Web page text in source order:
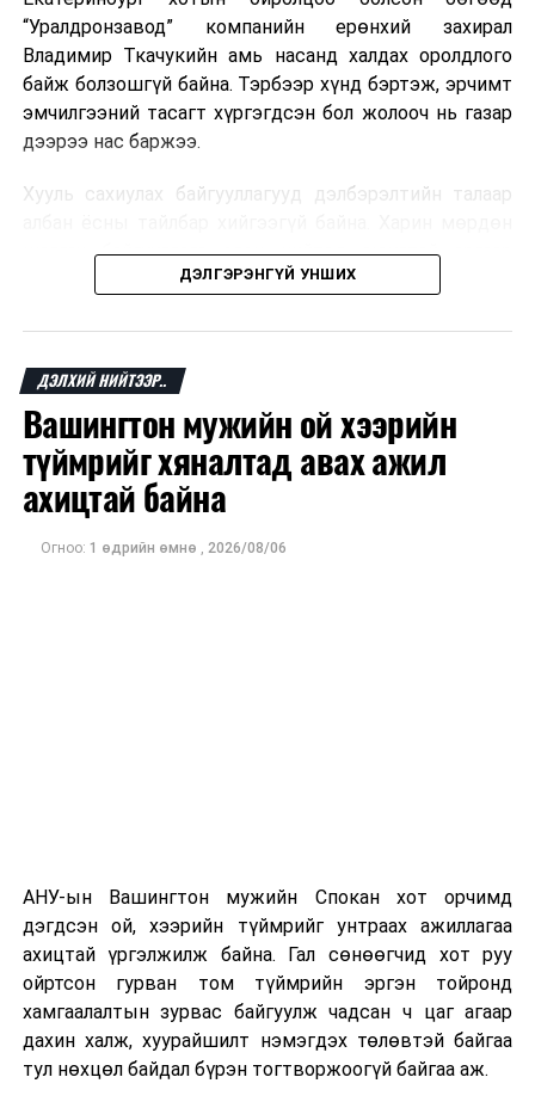
“Уралдронзавод” компанийн ерөнхий захирал
Владимир Ткачукийн амь насанд халдах оролдлого
байж болзошгүй байна. Тэрбээр хүнд бэртэж, эрчимт
эмчилгээний тасагт хүргэгдсэн бол жолооч нь газар
дээрээ нас баржээ.
Хууль сахиулах байгууллагууд дэлбэрэлтийн талаар
шалгах байгууллага олон нийтэд аюултай аргаар
хүний амь насанд халдахыг завдсан гэх үндэслэлээр
мэдээлжээ.
“Уралдронзавод” компани 2023 онд Екатеринбург
хотод байгуулагдсан бөгөөд нисгэгчгүй нисэх
төхөөрөмж үйлдвэрлэдэг аж. Тус компанийн 2025
оны орлого 6.2 тэрбум рубль, цэвэр ашиг нь 1.9
тэрбум рубльд хүрсэн гэж РБК мэдээлсэн байна.
Одоогоор дэлбэрэлтийн шалтгаан, хэрэгт холбоотой
ДЭЛГЭРЭНГҮЙ УНШИХ
ДЭЛХИЙ НИЙТЭЭР..
Вашингтон мужийн ой хээрийн
түймрийг хяналтад авах ажил
ахицтай байна
Огноо: 1 өдрийн өмнө , 2026/08/06
АНУ-ын Вашингтон мужийн Спокан хот орчимд
дэгдсэн ой, хээрийн түймрийг унтраах ажиллагаа
ахицтай үргэлжилж байна. Гал сөнөөгчид хот руу
ойртсон гурван том түймрийн эргэн тойронд
хамгаалалтын зурвас байгуулж чадсан ч цаг агаар
дахин халж, хуурайшилт нэмэгдэх төлөвтэй байгаа
тул нөхцөл байдал бүрэн тогтворжоогүй байгаа аж.